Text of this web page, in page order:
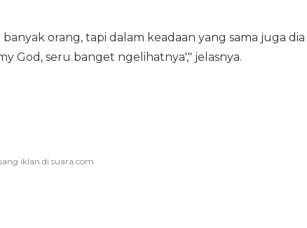
orang, tapi dalam keadaan yang sama juga dia
God, seru banget ngelihatnya'," jelasnya.